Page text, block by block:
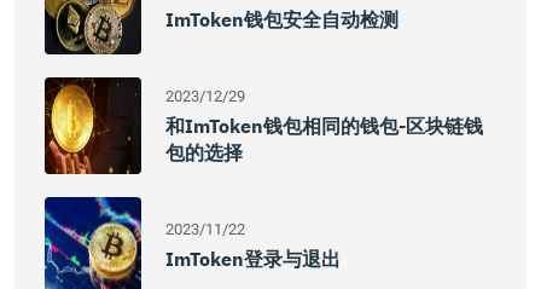
ImToken钱包安全自动检测
2023/12/29
和imToken钱包相同的钱包-区块链钱
包的选择
2023/11/22
ImToken登录与退出